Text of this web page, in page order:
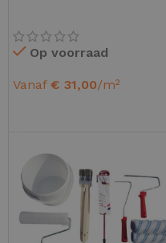
Op voorraad
Vanaf € 31,00/m²